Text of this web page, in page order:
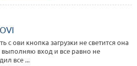
с ови кнопка загрузки не светится она
выполняю вход и все равно не
все ...